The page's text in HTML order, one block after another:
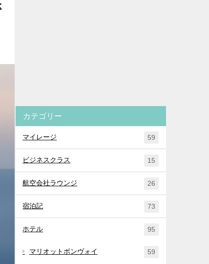
カテゴリー
マイレージ 59
ビジネスクラス 15
航空会社ラウンジ 26
宿泊記 73
ホテル 95
マリオットボンヴォイ 59